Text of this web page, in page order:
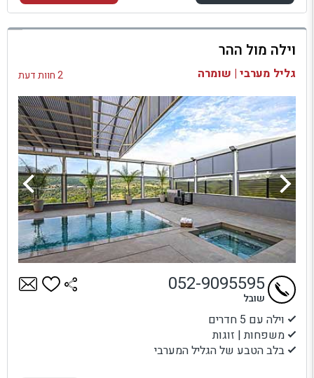
למתחם זה
בדיקת זמינות ומחירים
וילה מול ההר
גליל מערבי | שומרה 2 חוות דעת
וילה עם 5 חדרים
משפחות | זוגות
בלב הטבע של הגליל המערבי
052-9095595
שובל